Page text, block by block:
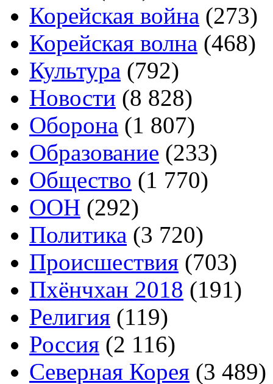
Корейская война (273)
Корейская волна (468)
Культура (792)
Новости (8 828)
Оборона (1 807)
Образование (233)
Общество (1 770)
ООН (292)
Политика (3 720)
Происшествия (703)
Пхёнчхан 2018 (191)
Религия (119)
Россия (2 116)
Северная Корея (3 489)